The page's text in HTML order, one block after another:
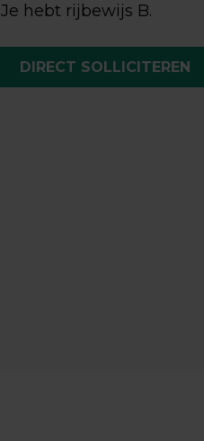
Je hebt rijbewijs B.
DIRECT SOLLICITEREN